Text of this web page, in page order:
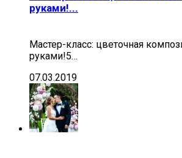
руками!...
Мастер-класс: цветочная
руками!5…
07.03.2019